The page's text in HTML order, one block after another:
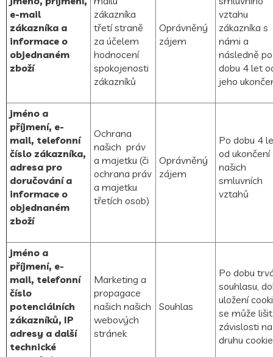
e-mail
zákazníka a
informace o
objednaném
zboží
zákazníka
třetí straně
za účelem
hodnocení
spokojenosti
zákazníků
Oprávněný
zájem
vztahu
zákazníka s
námi a
následně po
dobu 4 let
jeho
jméno a
příjmení, e-
mail, telefonní
číslo zákazníka,
adresa pro
doručování a
informace o
objednaném
zboží
Ochrana
našich práv
a majetku (či
ochrana práv
a majetku
třetích osob)
Oprávněný
zájem
Po dobu 4
od ukončení
našich
smluvních
vztahů
jméno a
příjmení, e-
mail, telefonní
číslo
potenciálních
zákazníků, IP
adresy a další
technické
Marketing a
propagace
našich našich
webových
stránek
Souhlas
Po dobu
souhlasu,
uložení
se může
závislosti na
druhu